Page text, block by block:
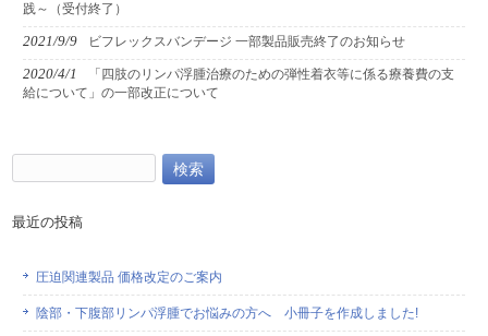
践～（受付終了）
2021/9/9 ビフレックスバンデージ 一部製品販売終了のお知らせ
2020/4/1
「四肢のリンパ浮腫治療のための弾性着衣等に係る療養費の支
給について」の一部改正について
索:
最近の投稿
圧迫関連製品 価格改定のご案内
陰部・下腹部リンパ浮腫でお悩みの方へ 小冊子を作成しました!